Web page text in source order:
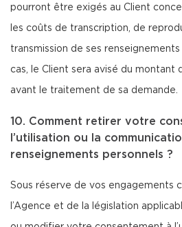
pourront être exigés au Client
les coûts de transcription, de
transmission de ses renseignements
cas, le Client sera avisé du montant
avant le traitement de sa demande.
10. Comment retirer votre
l’utilisation ou la
renseignements personnels ?
Sous réserve de vos engagements
l’Agence et de la législation